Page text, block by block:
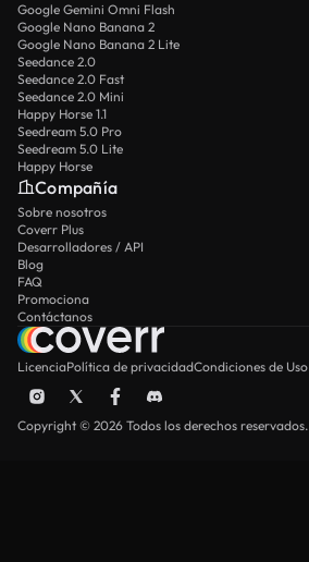
Google Gemini Omni Flash
Google Nano Banana 2
Google Nano Banana 2 Lite
Seedance 2.0
Seedance 2.0 Fast
Seedance 2.0 Mini
Happy Horse 1.1
Seedream 5.0 Pro
Seedream 5.0 Lite
Happy Horse
Compañía
Sobre nosotros
Coverr Plus
Desarrolladores / API
Blog
FAQ
Promociona
Contáctanos
LicenciaPolítica de privacidadCondiciones de Uso
Copyright © 2026 Todos los derechos reservados.